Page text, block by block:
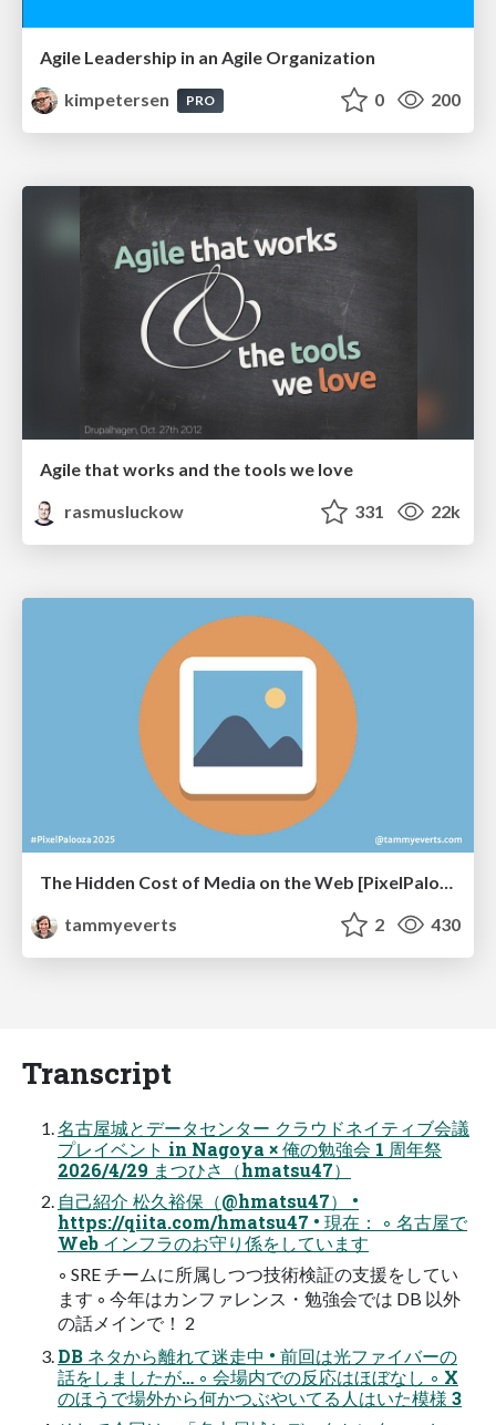
Agile Leadership in an Agile Organization
kimpetersen
PRO 0 200
Agile that works and the tools we love
rasmusluckow
331 22k
tammyeverts
2 430
Transcript
名古屋城とデータセンター クラウドネイティブ会議
プレイベント in Nagoya × 俺の勉強会 1 周年祭
2026/4/29 まつひさ（hmatsu47）
自己紹介 松久裕保（@hmatsu47） •
https://qiita.com/hmatsu47 • 現在： ◦ 名古屋で
Web インフラのお守り係をしています
◦ SRE チームに所属しつつ技術検証の支援をしてい
ます ◦ 今年はカンファレンス・勉強会では DB 以外
の話メインで！ 2
DB ネタから離れて迷走中 • 前回は光ファイバーの
話をしましたが… ◦ 会場内での反応はほぼなし ◦ X
のほうで場外から何かつぶやいてる人はいた模様 3